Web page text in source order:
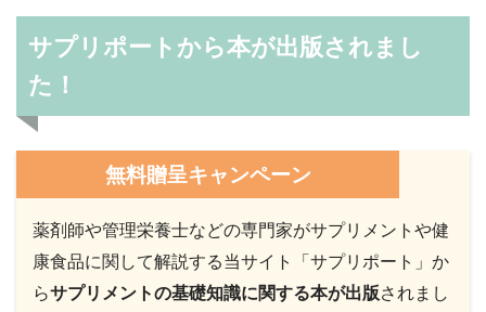
サプリポートから本が出版されまし
た！
無料贈呈キャンペーン
薬剤師や管理栄養士などの専門家がサプリメントや健
康食品に関して解説する当サイト「サプリポート」か
らサプリメントの基礎知識に関する本が出版されまし